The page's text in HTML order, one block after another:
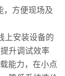
，方便现场及
上安装设备的
升调试效率
能力，在小点